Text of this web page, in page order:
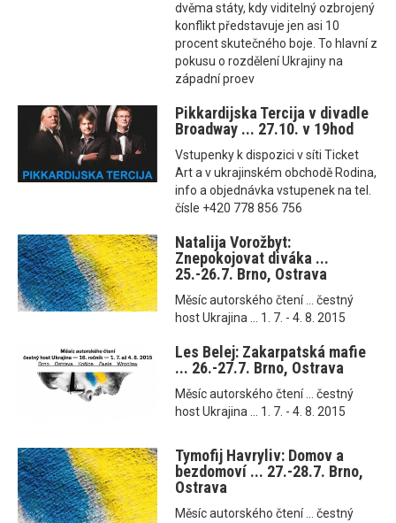
dvěma státy, kdy viditelný ozbrojený
konflikt představuje jen asi 10
procent skutečného boje. To hlavní z
pokusu o rozdělení Ukrajiny na
západní proev
Pikkardijska Tercija v divadle
Broadway ... 27.10. v 19hod
Vstupenky k dispozici v síti Ticket
Art a v ukrajinském obchodě Rodina,
info a objednávka vstupenek na tel.
čísle +420 778 856 756
Natalija Vorožbyt:
Znepokojovat diváka ...
25.-26.7. Brno, Ostrava
Měsíc autorského čtení ... čestný
host Ukrajina ... 1. 7. - 4. 8. 2015
Les Belej: Zakarpatská mafie
... 26.-27.7. Brno, Ostrava
Měsíc autorského čtení ... čestný
host Ukrajina ... 1. 7. - 4. 8. 2015
Tymofij Havryliv: Domov a
bezdomoví ... 27.-28.7. Brno,
Ostrava
Měsíc autorského čtení ... čestný